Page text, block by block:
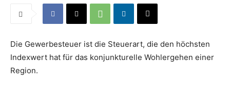
Die Gewerbesteuer ist die Steuerart, die den höchsten
Indexwert hat für das konjunkturelle Wohlergehen einer
Region.